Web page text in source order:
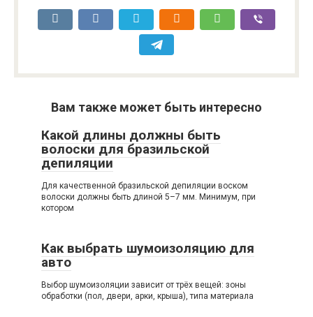
Вам также может быть интересно
Какой длины должны быть
волоски для бразильской
депиляции
Для качественной бразильской депиляции воском
волоски должны быть длиной 5–7 мм. Минимум, при
котором
Как выбрать шумоизоляцию для
авто
Выбор шумоизоляции зависит от трёх вещей: зоны
обработки (пол, двери, арки, крыша), типа материала